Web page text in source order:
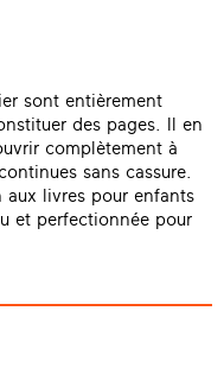
sont entièrement
des pages. Il en
complètement à
sans cassure.
aux livres pour enfants
et perfectionnée pour